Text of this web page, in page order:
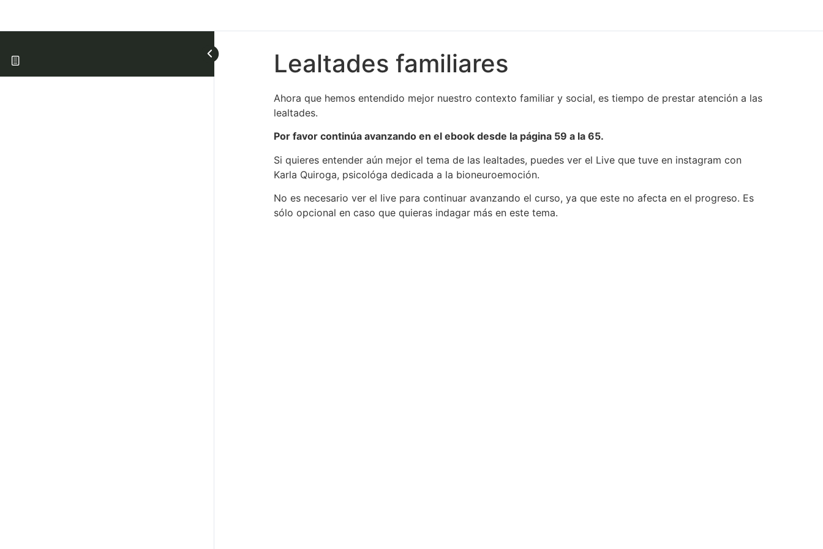
Lealtades familiares
Ahora que hemos entendido mejor nuestro contexto familiar y social, es tiempo de prestar atención a las
lealtades.
Por favor continúa avanzando en el ebook desde la página 59 a la 65.
Si quieres entender aún mejor el tema de las lealtades, puedes ver el Live que tuve en instagram con
Karla Quiroga, psicológa dedicada a la bioneuroemoción.
No es necesario ver el live para continuar avanzando el curso, ya que este no afecta en el progreso. Es
sólo opcional en caso que quieras indagar más en este tema.